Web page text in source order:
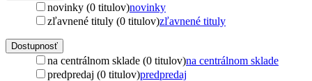
novinky (0 titulov)novinky
zľavnené tituly (0 titulov)zľavnené tituly
Dostupnosť
na centrálnom sklade (0 titulov)na centrálnom sklade
predpredaj (0 titulov)predpredaj